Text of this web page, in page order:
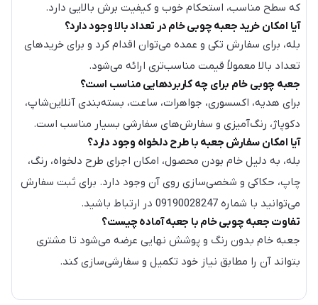
که سطح مناسب، استحکام خوب و کیفیت برش بالایی دارد.
آیا امکان خرید جعبه چوبی خام در تعداد بالا وجود دارد؟
بله، برای سفارش تکی و عمده می‌توان اقدام کرد و برای خریدهای
تعداد بالا معمولاً قیمت مناسب‌تری ارائه می‌شود.
جعبه چوبی خام برای چه کاربردهایی مناسب است؟
برای هدیه، اکسسوری، جواهرات، ساعت، بسته‌بندی آنلاین‌شاپ،
دکوپاژ، رنگ‌آمیزی و سفارش‌های سفارشی بسیار مناسب است.
آیا امکان سفارش جعبه با طرح دلخواه وجود دارد؟
بله، به دلیل خام بودن محصول، امکان اجرای طرح دلخواه، رنگ،
چاپ، حکاکی و شخصی‌سازی روی آن وجود دارد. برای ثبت سفارش
می‌توانید با شماره 09190028247 در ارتباط باشید.
تفاوت جعبه چوبی خام با جعبه آماده چیست؟
جعبه خام بدون رنگ و پوشش نهایی عرضه می‌شود تا مشتری
بتواند آن را مطابق نیاز خود تکمیل و سفارشی‌سازی کند.